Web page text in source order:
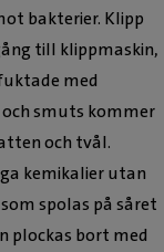
bakterier. Klipp
till klippmaskin,
med
smuts kommer
och tvål.
kemikalier utan
spolas på såret
plockas bort med